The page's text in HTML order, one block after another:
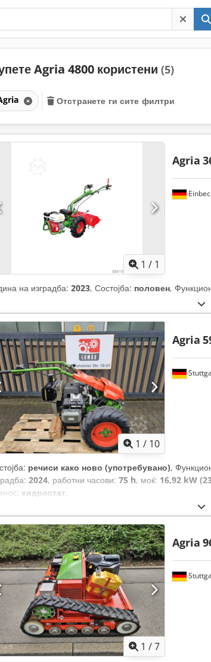
Agria 4800 користени (5)
Отстранете ги сите филтри
1 / 1
Agria
на изградба: 2023, Состојба: половен,
1 / 10
Agria
речиси како ново (употребувано),
2024, работни часови: 75 h, моќ: 16,92 kW
хидростат,
1 /7
Agria